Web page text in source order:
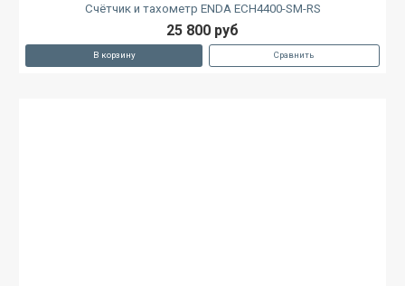
Счётчик и тахометр ENDA ECH4400-SM-RS
25 800 руб
В корзину Сравнить